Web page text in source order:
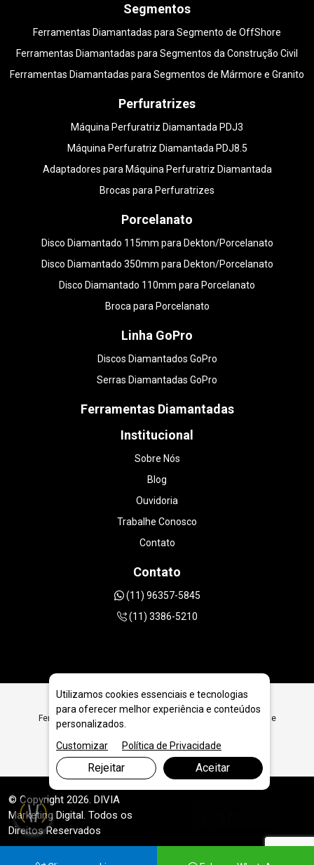
Segmentos
Ferramentas Diamantadas para Segmento de OffShore
Ferramentas Diamantadas para Segmentos da Construção Civil
Ferramentas Diamantadas para Segmentos de Mármore e Granito
Perfuratrizes
Máquina Perfuratriz Diamantada PDJ3
Máquina Perfuratriz Diamantada PDJ8.5
Adaptadores para Máquina Perfuratriz Diamantada
Brocas para Perfuratrizes
Porcelanato
Disco Diamantado 115mm para Dekton/Porcelanato
Disco Diamantado 350mm para Dekton/Porcelanato
Disco Diamantado 110mm para Porcelanato
Broca para Porcelanato
Linha GoPro
Discos Diamantados GoPro
Serras Diamantadas GoPro
Ferramentas Diamantadas
Institucional
Sobre Nós
Blog
Ouvidoria
Trabalhe Conosco
Contato
Contato
(11) 96357-5845
(11) 3386-5210
Ferramentas Diamantadas para Locadoras de Ferramentas e
© Copyright 2026. DIVIA
Marketing Digital. Todos os
Direitos Reservados
Utilizamos cookies essenciais e tecnologias
para oferecer melhor experiência e conteúdos
personalizados.
Customizar
Política de Privacidade
Rejeitar Aceitar